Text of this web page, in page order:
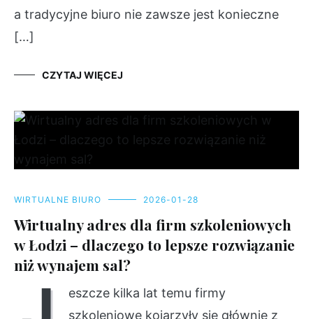
a tradycyjne biuro nie zawsze jest konieczne
[…]
CZYTAJ WIĘCEJ
WIRTUALNE BIURO 2026-01-28
Wirtualny adres dla firm szkoleniowych
w Łodzi – dlaczego to lepsze rozwiązanie
niż wynajem sal?
eszcze kilka lat temu firmy
szkoleniowe kojarzyły się głównie z